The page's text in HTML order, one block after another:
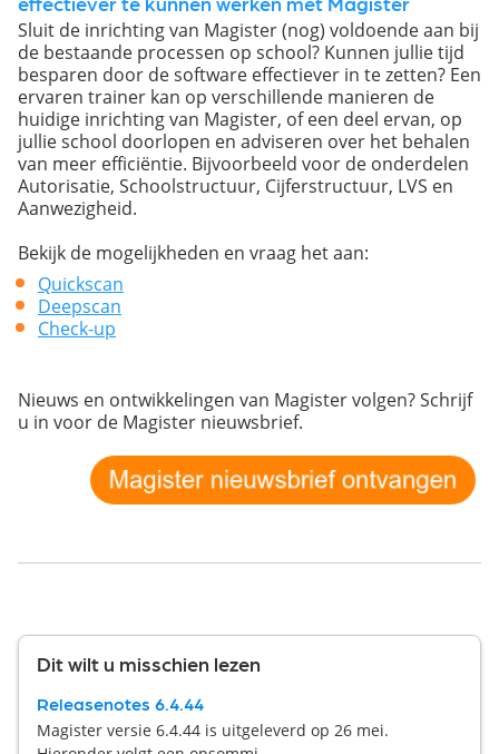
Sluit de inrichting van Magister (nog) voldoende aan bij
de bestaande processen op school? Kunnen jullie tijd
besparen door de software effectiever in te zetten? Een
ervaren trainer kan op verschillende manieren de
huidige inrichting van Magister, of een deel ervan, op
jullie school doorlopen en adviseren over het behalen
van meer efficiëntie. Bijvoorbeeld voor de onderdelen
Autorisatie, Schoolstructuur, Cijferstructuur, LVS en
Aanwezigheid.
Bekijk de mogelijkheden en vraag het aan:
Quickscan
Deepscan
Check-up
Nieuws en ontwikkelingen van Magister volgen? Schrijf
u in voor de Magister nieuwsbrief.
Dit wilt u misschien lezen
Releasenotes 6.4.44
Magister versie 6.4.44 is uitgeleverd op 26 mei.